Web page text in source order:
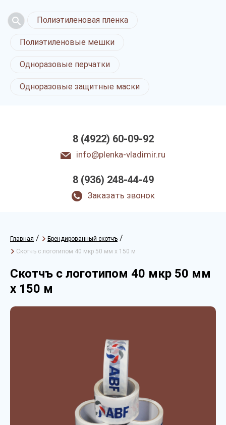
Полиэтиленовая пленка
Полиэтиленовые мешки
Одноразовые перчатки
Одноразовые защитные маски
8 (4922) 60-09-92
info@plenka-vladimir.ru
8 (936) 248-44-49
Заказать звонок
Главная / Брендированный скотчъ /
Скотчъ с логотипом 40 мкр 50 мм х 150 м
Скотчъ с логотипом 40 мкр 50 мм
х 150 м